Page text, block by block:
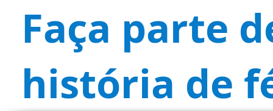
Faça parte
história de